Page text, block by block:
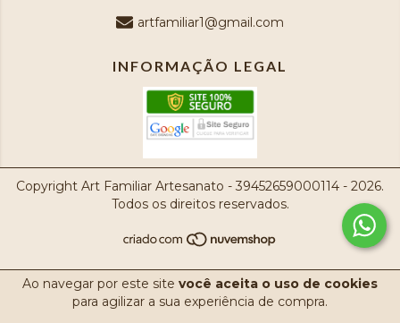
Ao navegar por este site você aceita o uso de cookies
para agilizar a sua experiência de compra.
artfamiliar1@gmail.com
INFORMAÇÃO LEGAL
Copyright Art Familiar Artesanato - 39452659000114 - 2026.
Todos os direitos reservados.